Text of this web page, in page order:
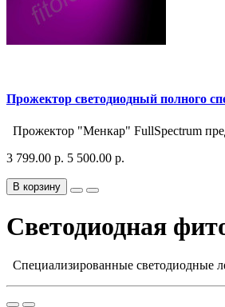
Прожектор светодиодный полного
Прожектор "Менкар" FullSpectrum
3 799.00 р. 5 500.00 р.
В корзину
Светодиодная
Специализированные светодиодные